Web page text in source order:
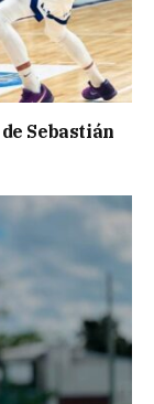
Sebastián